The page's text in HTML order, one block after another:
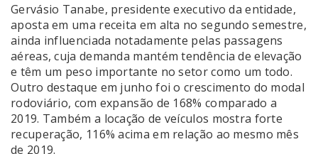
Gervásio Tanabe, presidente executivo da entidade,
aposta em uma receita em alta no segundo semestre,
ainda influenciada notadamente pelas passagens
aéreas, cuja demanda mantém tendência de elevação
e têm um peso importante no setor como um todo.
Outro destaque em junho foi o crescimento do modal
rodoviário, com expansão de 168% comparado a
2019. Também a locação de veículos mostra forte
recuperação, 116% acima em relação ao mesmo mês
de 2019.